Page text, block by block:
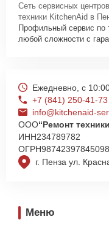
Сеть сервисных
техники KitchenAid в
Профильный сервис по
любой сложности с
г. Пенза ул.
Ежедневно, с
+7 (841) 250-41-73
info@kitchenaid-
ООО“Ремонт
ИНН234789782
ОГРН98742397845098
Меню